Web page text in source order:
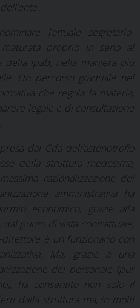
l’attuale segretario-
proprio in seno al
della Ipab, nella maniera più
Un percorso graduale nel
che regola la materia,
legale e di consultazione
dal Cda dell’astenotrofio
della struttura medesima,
razionalizzazione dei
amministrativa ha
economico, grazie alla
punto di vista contrattuale,
direttore è un funzionario con
Ma, grazie a una
del personale (pur
ha consentito non solo il
dalla struttura ma, in molti